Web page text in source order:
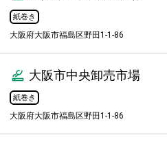
紙巻き
大阪府大阪市福島区野田1-1-86
大阪市中央卸売市場
紙巻き
大阪府大阪市福島区野田1-1-86